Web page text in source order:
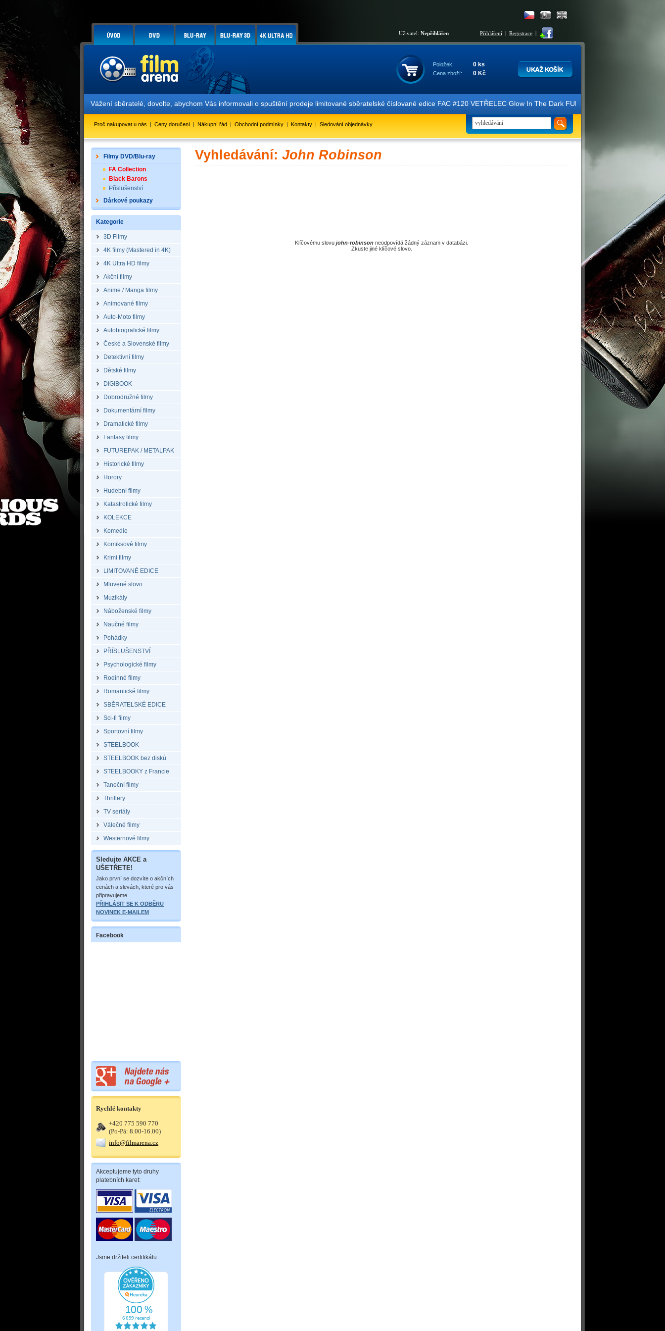
Uživatel: Nepřihlášen Přihlášení | Registrace |
Položek: 0 ks
Cena zboží: 0 Kč
Vážení sběratelé, dovolte, abychom Vás informovali o spuštění prodeje limitované sběratelské číslované edice FAC #120 VETŘELEC Glow In The Dark FULLSLIP XL EDITION #3
Proč nakupovat u nás | Ceny doručení | Nákupní řád | Obchodní podmínky | Kontakty | Sledování objednávky
Filmy DVD/Blu-ray
FA Collection
Black Barons
Příslušenství
Dárkové poukazy
Kategorie
3D Filmy
4K filmy (Mastered in 4K)
4K Ultra HD filmy
Akční filmy
Anime / Manga filmy
Animované filmy
Auto-Moto filmy
Autobiografické filmy
České a Slovenské filmy
Detektivní filmy
Dětské filmy
DIGIBOOK
Dobrodružné filmy
Dokumentární filmy
Dramatické filmy
Fantasy filmy
FUTUREPAK / METALPAK
Historické filmy
Horory
Hudební filmy
Katastrofické filmy
KOLEKCE
Komedie
Komiksové filmy
Krimi filmy
LIMITOVANÉ EDICE
Mluvené slovo
Muzikály
Náboženské filmy
Naučné filmy
Pohádky
PŘÍSLUŠENSTVÍ
Psychologické filmy
Rodinné filmy
Romantické filmy
SBĚRATELSKÉ EDICE
Sci-fi filmy
Sportovní filmy
STEELBOOK
STEELBOOK bez disků
STEELBOOKY z Francie
Taneční filmy
Thrillery
TV seriály
Válečné filmy
Westernové filmy
Sledujte AKCE a
UŠETŘETE!
Jako první se dozvíte o akčních
cenách a slevách, které pro vás
připravujeme.
PŘIHLÁSIT SE K ODBĚRU
NOVINEK E-MAILEM
Facebook
Rychlé kontakty
+420 775 590 770
(Po-Pá: 8.00-16.00)
info@filmarena.cz
Akceptujeme tyto druhy
platebních karet:
Jsme držiteli certifikátu:
Vyhledávání: John Robinson
Klíčovému slovu john-robinson neodpovídá žádný záznam v databázi.
Zkuste jiné klíčové slovo.